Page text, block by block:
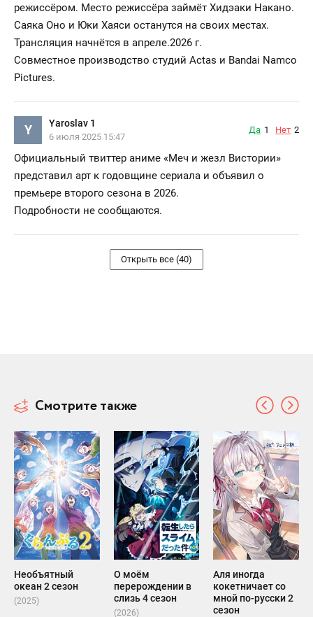
режиссёром. Место режиссёра займёт Хидэаки Накано.
Саяка Оно и Юки Хаяси останутся на своих местах.
Трансляция начнётся в апреле.2026 г.
Совместное производство студий Actas и Bandai Namco
Pictures.
Y Yaroslav 1
6 июля 2025 15:47
Да 1 Нет 2
Официальный твиттер аниме «Меч и жезл Вистории»
представил арт к годовщине сериала и объявил о
премьере второго сезона в 2026.
Подробности не сообщаются.
Открыть все (40)
Смотрите также
Необъятный
океан 2 сезон
(2025)
О моём
перерождении в
слизь 4 сезон
(2026)
Аля иногда
кокетничает со
мной по-русски 2
сезон